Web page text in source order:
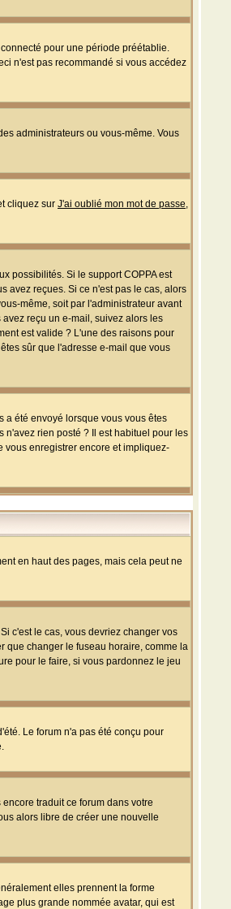
pour une période préétablie.
n'est pas recommandé si vous accédez
administrateurs ou vous-même. Vous
cliquez sur J'ai oublié mon mot de passe,
possibilités. Si le support COPPA est
avez reçues. Si ce n'est pas le cas, alors
même, soit par l'administrateur avant
reçu un e-mail, suivez alors les
est valide ? L'une des raisons pour
sûr que l'adresse e-mail que vous
a été envoyé lorsque vous vous êtes
n'avez rien posté ? Il est habituel pour les
vous enregistrer encore et impliquez-
en haut des pages, mais cela peut ne
c'est le cas, vous devriez changer vos
que changer le fuseau horaire, comme la
pour le faire, si vous pardonnez le jeu
Le forum n'a pas été conçu pour
traduit ce forum dans votre
alors libre de créer une nouvelle
elles prennent la forme
plus grande nommée avatar, qui est